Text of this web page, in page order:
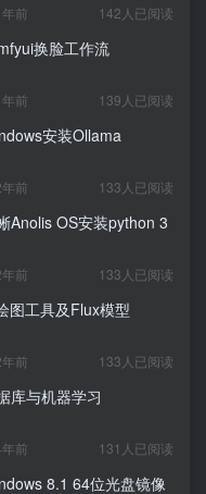
年前 142人已阅读
换脸工作流
年前 139人已阅读
安装Ollama
前 133人已阅读
Anolis OS安装python 3
前 133人已阅读
图工具及Flux模型
前 133人已阅读
库与机器学习
前 131人已阅读
8.1 64位光盘镜像